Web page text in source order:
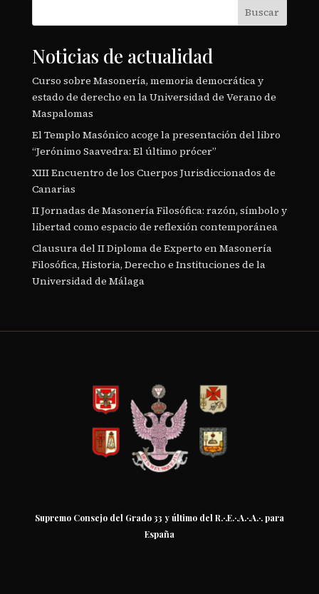
Buscar
Noticias de actualidad
Curso sobre Masonería, memoria democrática y
estado de derecho en la Universidad de Verano de
Maspalomas
El Templo Masónico acoge la presentación del libro
“Jerónimo Saavedra: El último prócer”
XIII Encuentro de los Cuerpos Jurisdiccionados de
Canarias
II Jornadas de Masonería Filosófica: razón, símbolo y
libertad como espacio de reflexión contemporánea
Clausura del II Diploma de Experto en Masonería
Filosófica, Historia, Derecho e Instituciones de la
Universidad de Málaga
Supremo Consejo del Grado 33 y último del R.·.E.·.A.·.A.·. para
España